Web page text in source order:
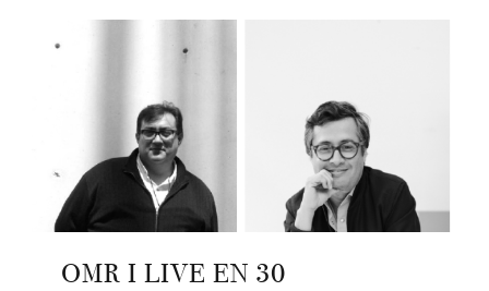
OMR I LIVE EN 30